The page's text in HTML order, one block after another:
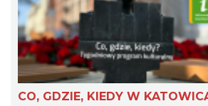
CO, GDZIE, KIEDY W